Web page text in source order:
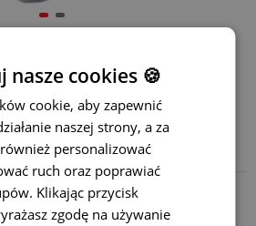
DODAJ DO KOSZYKA
nasze cookies 🍪
cookie, aby zapewnić
naszej strony, a za
personalizować
ruch oraz poprawiać
Klikając przycisk
zgodę na używanie